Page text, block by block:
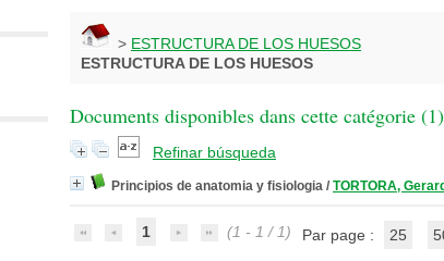
> ESTRUCTURA DE LOS HUESOS
ESTRUCTURA DE LOS HUESOS
Documents disponibles dans cette catégorie (1)
Refinar búsqueda
Principios de anatomia y fisiologia / TORTORA, Gerard
1 (1 - 1 / 1) Par page : 25